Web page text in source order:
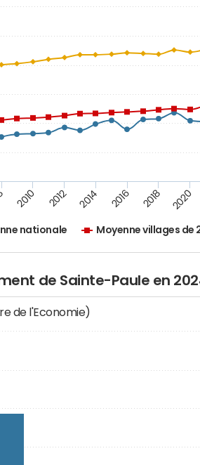
nationale Moyenne villages de
2010 2012 2014 2016 2018 2020
de Sainte-Paule en
de l'Economie)